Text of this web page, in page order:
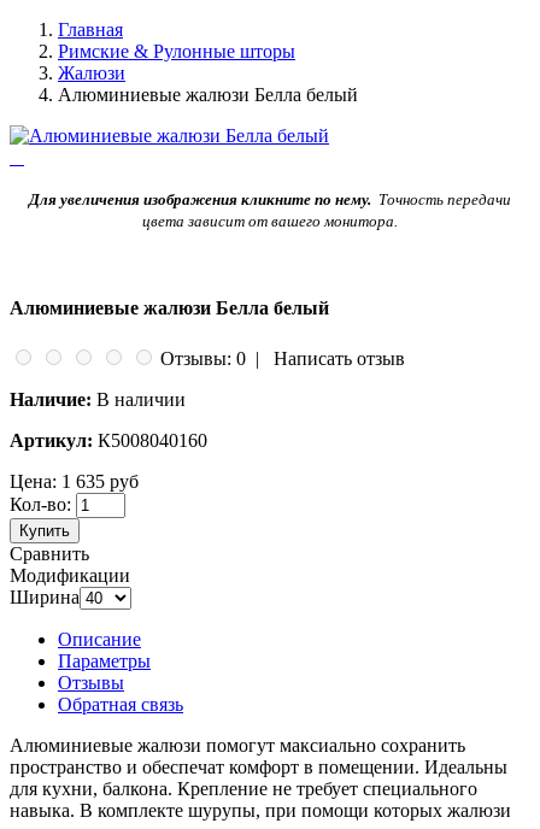
Главная
Римские & Рулонные шторы
Жалюзи
Алюминиевые жалюзи Белла белый
Для увеличения изображения кликните по нему. Точность передачи
цвета зависит от вашего монитора.
Алюминиевые жалюзи Белла белый
Отзывы: 0 | Написать отзыв
Наличие: В наличии
Артикул: К5008040160
Цена: 1 635 руб
Кол-во:
Купить
Сравнить
Модификации
Ширина
Описание
Параметры
Отзывы
Обратная связь
Алюминиевые жалюзи помогут максиально сохранить
пространство и обеспечат комфорт в помещении. Идеальны
для кухни, балкона. Крепление не требует специального
навыка. В комплекте шурупы, при помощи которых жалюзи